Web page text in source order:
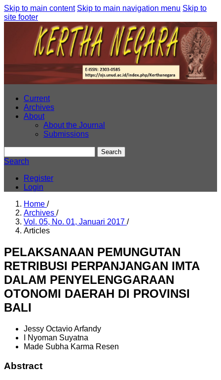
Skip to main content Skip to main navigation menu Skip to
site footer
Current
Archives
About
About the Journal
Submissions
Search
Search
Register
Login
Home /
Archives /
Vol. 05, No. 01, Januari 2017 /
Articles
PELAKSANAAN PEMUNGUTAN
RETRIBUSI PERPANJANGAN IMTA
DALAM PENYELENGGARAAN
OTONOMI DAERAH DI PROVINSI
BALI
Jessy Octavio Arfandy
I Nyoman Suyatna
Made Subha Karma Resen
Abstract